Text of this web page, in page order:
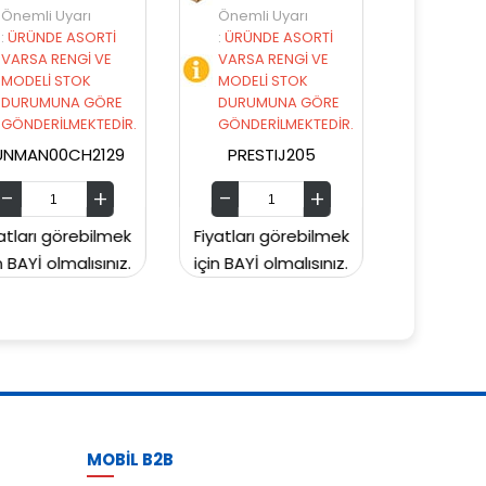
Önemli Uyarı
:ÜRÜNDE ASORTİ
VARSA RENGİ VE
MODELİ STOK
DURUMUNA GÖRE
GÖNDERİLMEKTEDİR.
PRESTIJ205
Fiyatları görebilmek
için BAYİ olmalısınız.
Önemli Uyarı
:ÜRÜNDE ASORTİ
VARSA RENGİ VE
MODELİ STOK
DURUMUNA GÖRE
GÖNDERİLMEKTEDİR.
PRESTIJ203
Fiyatları görebilmek
için BAYİ olmalısınız.
MOBİL B2B